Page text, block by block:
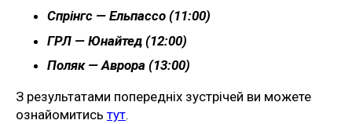
Спрінгс — Ельпассо (11:00)
ГРЛ — Юнайтед (12:00)
Поляк — Аврора (13:00)
З результатами попередніх зустрічей ви можете
ознайомитись тут.